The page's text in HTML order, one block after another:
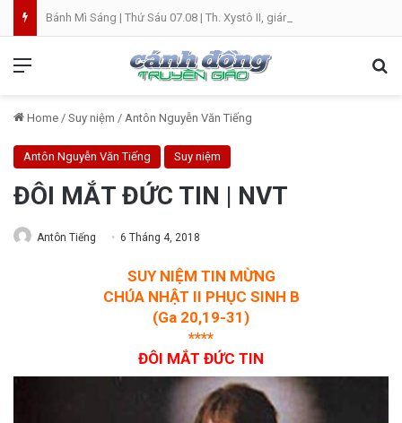
Home / Suy niệm / Antôn Nguyễn Văn Tiếng
Antôn Nguyễn Văn Tiếng Suy niệm
ĐÔI MẮT ĐỨC TIN | NVT
Antôn Tiếng 6 Tháng 4, 2018
SUY NIỆM TIN MỪNG
CHÚA NHẬT II PHỤC SINH B
(Ga 20,19-31)
****
ĐÔI MẮT ĐỨC TIN